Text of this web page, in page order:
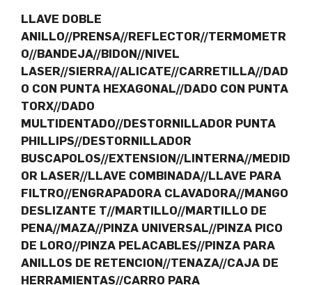
LLAVE DOBLE
ANILLO//PRENSA//REFLECTOR//TERMOMETR
O//BANDEJA//BIDON//NIVEL
LASER//SIERRA//ALICATE//CARRETILLA//DAD
O CON PUNTA HEXAGONAL//DADO CON PUNTA
TORX//DADO
MULTIDENTADO//DESTORNILLADOR PUNTA
PHILLIPS//DESTORNILLADOR
BUSCAPOLOS//EXTENSION//LINTERNA//MEDID
OR LASER//LLAVE COMBINADA//LLAVE PARA
FILTRO//ENGRAPADORA CLAVADORA//MANGO
DESLIZANTE T//MARTILLO//MARTILLO DE
PENA//MAZA//PINZA UNIVERSAL//PINZA PICO
DE LORO//PINZA PELACABLES//PINZA PARA
ANILLOS DE RETENCION//TENAZA//CAJA DE
HERRAMIENTAS//CARRO PARA